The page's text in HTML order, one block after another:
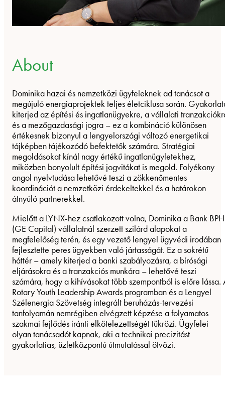
About
Dominika hazai és nemzetközi ügyfeleknek ad tanácsot a
megújuló energiaprojektek teljes életciklusa során.
kiterjed az építési és ingatlanügyekre, a vállalati
és a mezőgazdasági jogra – ez a kombináció különösen
értékesnek bizonyul a lengyelországi változó energetikai
tájképben tájékozódó befektetők számára. Stratégiai
megoldásokat kínál nagy értékű ingatlanügyletekhez,
miközben bonyolult építési jogvitákat is megold. Folyékony
angol nyelvtudása lehetővé teszi a zökkenőmentes
koordinációt a nemzetközi érdekeltekkel és a határokon
átnyúló partnerekkel.
Mielőtt a LYNX-hez csatlakozott volna, Dominika a Bank BPH
(GE Capital) vállalatnál szerzett szilárd alapokat a
megfelelőség terén, és egy vezető lengyel ügyvédi irodában
fejlesztette peres ügyekben való jártasságát. Ez a sokrétű
háttér – amely kiterjed a banki szabályozásra, a bírósági
eljárásokra és a tranzakciós munkára – lehetővé teszi
számára, hogy a kihívásokat több szempontból is előre lássa.
Rotary Youth Leadership Awards programban és a Lengyel
Szélenergia Szövetség integrált beruházás-tervezési
tanfolyamán nemrégiben elvégzett képzése a folyamatos
szakmai fejlődés iránti elkötelezettségét tükrözi. Ügyfelei
olyan tanácsadót kapnak, aki a technikai precizitást
gyakorlatias, üzletközpontú útmutatással ötvözi.